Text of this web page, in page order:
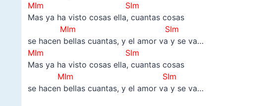
MIm
SIm
Mas ya ha visto cosas ella, cuantas cosas
MIm SIm
se hacen bellas cuantas, y el amor va y se va…
MIm
SIm
Mas ya ha visto cosas ella, cuantas cosas
MIm SIm
se hacen bellas cuantas, y el amor va y se va…